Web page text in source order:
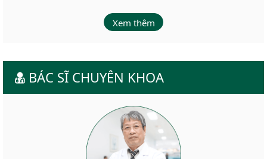
Xem thêm
BÁC SĨ CHUYÊN KHOA